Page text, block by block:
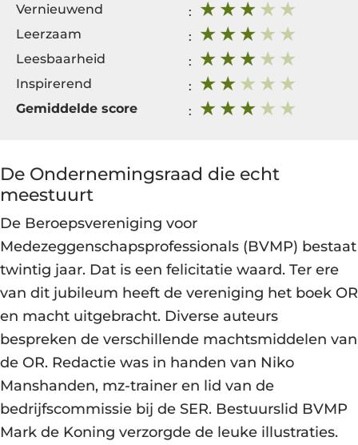
Vernieuwend
:
Leerzaam
:
Leesbaarheid
:
Inspirerend
:
Gemiddelde score
:
De Ondernemingsraad die echt
meestuurt
De Beroepsvereniging voor
Medezeggenschapsprofessionals (BVMP) bestaat
twintig jaar. Dat is een felicitatie waard. Ter ere
van dit jubileum heeft de vereniging het boek OR
en macht uitgebracht. Diverse auteurs
bespreken de verschillende machtsmiddelen van
de OR. Redactie was in handen van Niko
Manshanden, mz-trainer en lid van de
bedrijfscommissie bij de SER. Bestuurslid BVMP
Mark de Koning verzorgde de leuke illustraties.